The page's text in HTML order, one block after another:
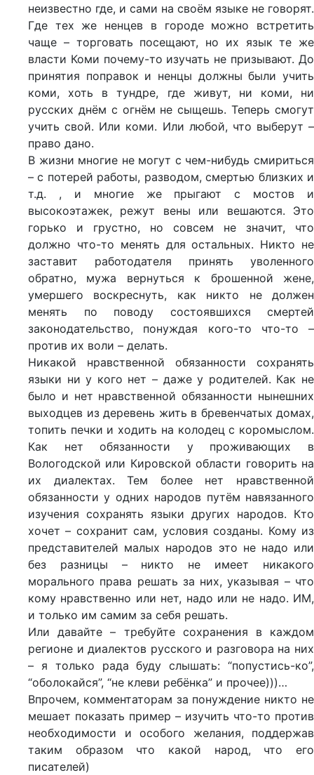
неизвестно где, и сами на своём языке не говорят.
Где тех же ненцев в городе можно встретить
чаще – торговать посещают, но их язык те же
власти Коми почему-то изучать не призывают. До
принятия поправок и ненцы должны были учить
коми, хоть в тундре, где живут, ни коми, ни
русских днём с огнём не сыщешь. Теперь смогут
учить свой. Или коми. Или любой, что выберут –
право дано.
В жизни многие не могут с чем-нибудь смириться
– с потерей работы, разводом, смертью близких и
т.д. , и многие же прыгают с мостов и
высокоэтажек, режут вены или вешаются. Это
горько и грустно, но совсем не значит, что
должно что-то менять для остальных. Никто не
заставит работодателя принять уволенного
обратно, мужа вернуться к брошенной жене,
умершего воскреснуть, как никто не должен
менять по поводу состоявшихся смертей
законодательство, понуждая кого-то что-то –
против их воли – делать.
Никакой нравственной обязанности сохранять
языки ни у кого нет – даже у родителей. Как не
было и нет нравственной обязанности нынешних
выходцев из деревень жить в бревенчатых домах,
топить печки и ходить на колодец с коромыслом.
Как нет обязанности у проживающих в
Вологодской или Кировской области говорить на
их диалектах. Тем более нет нравственной
обязанности у одних народов путём навязанного
изучения сохранять языки других народов. Кто
хочет – сохранит сам, условия созданы. Кому из
представителей малых народов это не надо или
без разницы – никто не имеет никакого
морального права решать за них, указывая – что
кому нравственно или нет, надо или не надо. ИМ,
и только им самим за себя решать.
Или давайте – требуйте сохранения в каждом
регионе и диалектов русского и разговора на них
– я только рада буду слышать: “попустись-ко”,
“оболокайся”, “не клеви ребёнка” и прочее)))…
Впрочем, комментаторам за понуждение никто не
мешает показать пример – изучить что-то против
необходимости и особого желания, поддержав
таким образом что какой народ, что его
писателей)